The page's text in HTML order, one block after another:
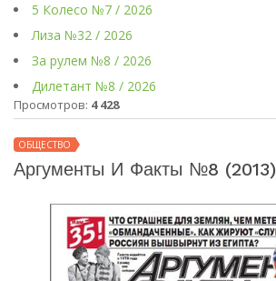
5 Колесо №7 / 2026
Лиза №32 / 2026
За рулем №8 / 2026
Дилетант №8 / 2026
Просмотров: 4 428
ОБЩЕСТВО
Аргументы И Факты №8 (2013)